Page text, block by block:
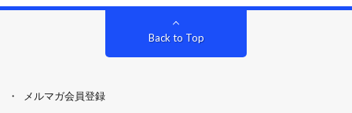
Back to Top
メルマガ会員登録